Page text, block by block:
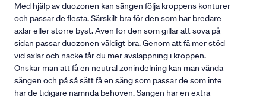
Med hjälp av duozonen kan sängen följa kroppens konturer
och passar de flesta. Särskilt bra för den som har bredare
axlar eller större byst. Även för den som gillar att sova på
sidan passar duozonen väldigt bra. Genom att få mer stöd
vid axlar och nacke får du mer avslappning i kroppen.
Önskar man att få en neutral zonindelning kan man vända
sängen och på så sätt få en säng som passar de som inte
har de tidigare nämnda behoven. Sängen har en extra